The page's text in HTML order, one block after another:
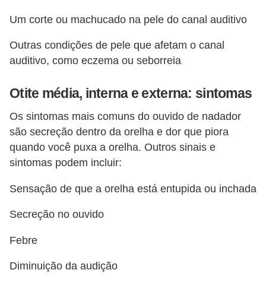
Um corte ou machucado na pele do canal auditivo
Outras condições de pele que afetam o canal
auditivo, como eczema ou seborreia
Otite média, interna e externa: sintomas
Os sintomas mais comuns do ouvido de nadador
são secreção dentro da orelha e dor que piora
quando você puxa a orelha. Outros sinais e
sintomas podem incluir:
Sensação de que a orelha está entupida ou inchada
Secreção no ouvido
Febre
Diminuição da audição